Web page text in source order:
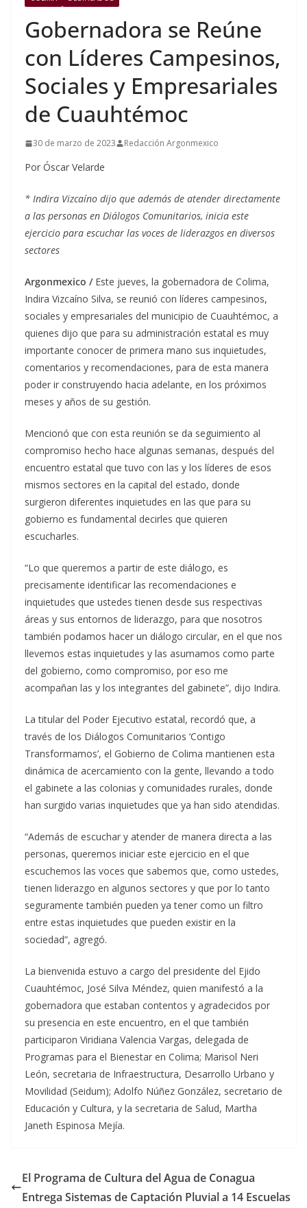
Gobernadora se Reúne
con Líderes Campesinos,
Sociales y Empresariales
de Cuauhtémoc
30 de marzo de 2023 Redacción Argonmexico
Por Óscar Velarde
* Indira Vizcaíno dijo que además de atender directamente
a las personas en Diálogos Comunitarios, inicia este
ejercicio para escuchar las voces de liderazgos en diversos
sectores
Argonmexico / Este jueves, la gobernadora de Colima,
Indira Vizcaíno Silva, se reunió con líderes campesinos,
sociales y empresariales del municipio de Cuauhtémoc, a
quienes dijo que para su administración estatal es muy
importante conocer de primera mano sus inquietudes,
comentarios y recomendaciones, para de esta manera
poder ir construyendo hacia adelante, en los próximos
meses y años de su gestión.
Mencionó que con esta reunión se da seguimiento al
compromiso hecho hace algunas semanas, después del
encuentro estatal que tuvo con las y los líderes de esos
mismos sectores en la capital del estado, donde
surgieron diferentes inquietudes en las que para su
gobierno es fundamental decirles que quieren
escucharles.
“Lo que queremos a partir de este diálogo, es
precisamente identificar las recomendaciones e
inquietudes que ustedes tienen desde sus respectivas
áreas y sus entornos de liderazgo, para que nosotros
también podamos hacer un diálogo circular, en el que nos
llevemos estas inquietudes y las asumamos como parte
del gobierno, como compromiso, por eso me
acompañan las y los integrantes del gabinete”, dijo Indira.
La titular del Poder Ejecutivo estatal, recordó que, a
través de los Diálogos Comunitarios ‘Contigo
Transformamos’, el Gobierno de Colima mantienen esta
dinámica de acercamiento con la gente, llevando a todo
el gabinete a las colonias y comunidades rurales, donde
han surgido varias inquietudes que ya han sido atendidas.
“Además de escuchar y atender de manera directa a las
personas, queremos iniciar este ejercicio en el que
escuchemos las voces que sabemos que, como ustedes,
tienen liderazgo en algunos sectores y que por lo tanto
seguramente también pueden ya tener como un filtro
entre estas inquietudes que pueden existir en la
sociedad”, agregó.
La bienvenida estuvo a cargo del presidente del Ejido
Cuauhtémoc, José Silva Méndez, quien manifestó a la
gobernadora que estaban contentos y agradecidos por
su presencia en este encuentro, en el que también
participaron Viridiana Valencia Vargas, delegada de
Programas para el Bienestar en Colima; Marisol Neri
León, secretaria de Infraestructura, Desarrollo Urbano y
Movilidad (Seidum); Adolfo Núñez González, secretario de
Educación y Cultura, y la secretaria de Salud, Martha
Janeth Espinosa Mejía.
El Programa de Cultura del Agua de Conagua
Entrega Sistemas de Captación Pluvial a 14 Escuelas